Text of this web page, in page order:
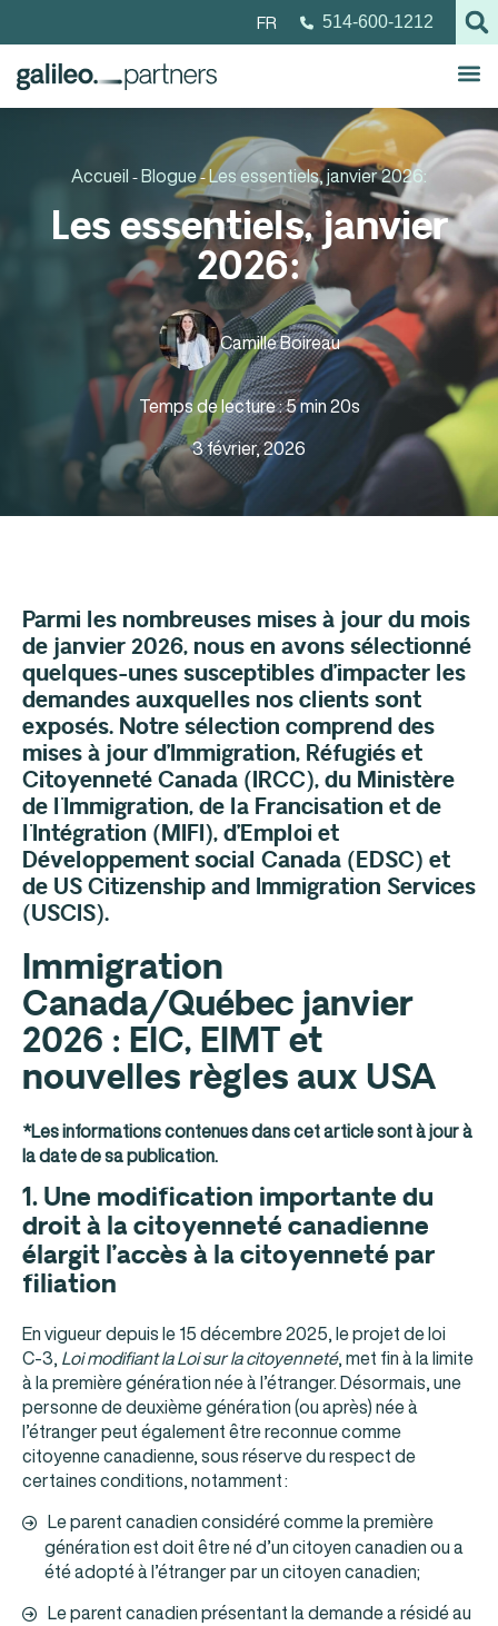
FR 514-600-1212
Accueil -Blogue-Les essentiels, janvier 2026:
Les essentiels, janvier
2026:
Camille Boireau
Temps de lecture : 5 min 20s
3 février, 2026
Parmi les nombreuses mises à jour du mois
de janvier 2026, nous en avons sélectionné
quelques-unes susceptibles d’impacter les
demandes auxquelles nos clients sont
exposés. Notre sélection comprend des
mises à jour d’Immigration, Réfugiés et
Citoyenneté Canada (IRCC), du Ministère
de l'Immigration, de la Francisation et de
l'Intégration (MIFI), d’Emploi et
Développement social Canada (EDSC) et
de US Citizenship and Immigration Services
(USCIS).
Immigration
Canada/Québec janvier
2026 : EIC, EIMT et
nouvelles règles aux USA
*Les informations contenues dans cet article sont à jour à
la date de sa publication.
1.Une modification importante du
droit à la citoyenneté canadienne
élargit l’accès à la citoyenneté par
filiation
En vigueur depuis le 15 décembre 2025, le projet de loi
C‑3, Loi modifiant la Loi sur la citoyenneté, met fin à la limite
à la première génération née à l’étranger. Désormais, une
personne de deuxième génération (ou après) née à
l’étranger peut également être reconnue comme
citoyenne canadienne, sous réserve du respect de
certaines conditions, notamment :
Le parent canadien considéré comme la première
génération est doit être né d’un citoyen canadien ou a
été adopté à l’étranger par un citoyen canadien;
Le parent canadien présentant la demande a résidé au